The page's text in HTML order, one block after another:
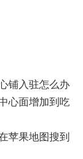
铺入驻怎么办
心面增加到吃
苹果地图搜到